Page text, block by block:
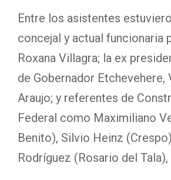
Entre los asistentes
concejal y actual funcionaria
Roxana Villagra; la ex
de Gobernador Etchevehere,
Araujo; y referentes de
Federal como Maximiliano
Benito), Silvio Heinz
Rodríguez (Rosario del